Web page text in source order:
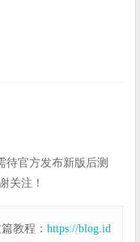
待官方发布新版后测
关注！
教程： https://blog.id